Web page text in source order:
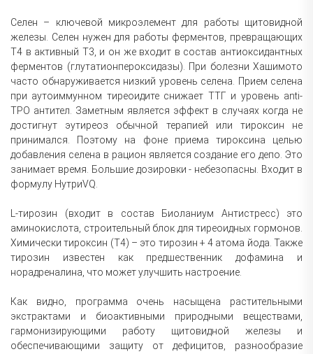
Селен – ключевой микроэлемент для работы щитовидной
железы. Селен нужен для работы ферментов, превращающих
Т4 в активный Т3, и он же входит в состав антиоксидантных
ферментов (глутатионпероксидазы). При болезни Хашимото
часто обнаруживается низкий уровень селена. Прием селена
при аутоиммунном тиреоидите снижает ТТГ и уровень anti-
TPO антител. Заметным является эффект в случаях когда не
достигнут эутиреоз обычной терапией или тироксин не
принимался. Поэтому на фоне приема тироксина целью
добавления селена в рацион является создание его депо. Это
занимает время. Большие дозировки - небезопасны. Входит в
формулу НутриVQ.
L-тирозин (входит в состав Биоланиум Антистресс) это
аминокислота, строительный блок для тиреоидных гормонов.
Химически тироксин (T4) – это тирозин + 4 атома йода. Также
тирозин известен как предшественник дофамина и
норадреналина, что может улучшить настроение.
Как видно, программа очень насыщена растительными
экстрактами и биоактивными природными веществами,
гармонизирующими работу щитовидной железы и
обеспечивающими защиту от дефицитов, разнообразие